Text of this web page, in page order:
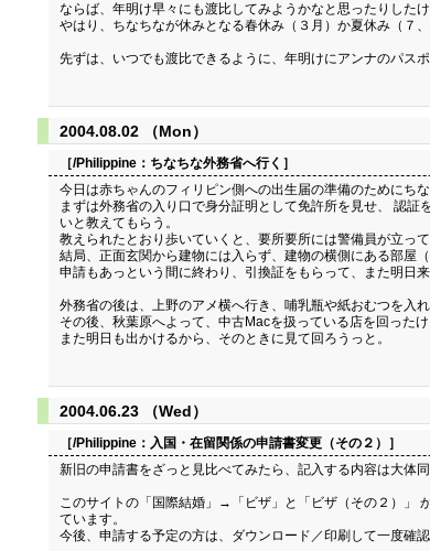
ならば、年明け早々にも渡比してみようかなと思ったりした
やはり、ちなちなが休みとなる春休み（３月）か夏休み（７
先ずは、いつでも渡比できるように、年明けにアンナのパス
2004.08.02 （Mon）
［/Philippine： ちなちな外務省へ行く ］
今日は赤ちゃんのフィリピン側への出生届の準備のためにち
まずは外務省の入り口で身分証明として免許所を見せ、 認
いと教えてもらう。
教えられたとおり歩いていくと、要所要所には警備員が立っ
結局、正面玄関から建物には入らず、建物の横側にある部屋
申請もあっという間に終わり、引換証をもらって、また明日来
外務省の後は、上野のアメ横へ行き、哺乳瓶や紙おむつを入
その後、秋葉原へよって、中古Macを扱っている店を回った
また明日も出かけるから、そのときに見て回ろうっと。
2004.06.23 （Wed）
［/Philippine： 入国・在留関係の申請書変更（その２） ］
新旧の申請書をざっと見比べてみたら、記入する内容は大体
このサイトの「国際結婚」→「ビザ」と「ビザ（その２）」
ています。
今後、申請する予定の方は、ダウンロード／印刷して一度確認